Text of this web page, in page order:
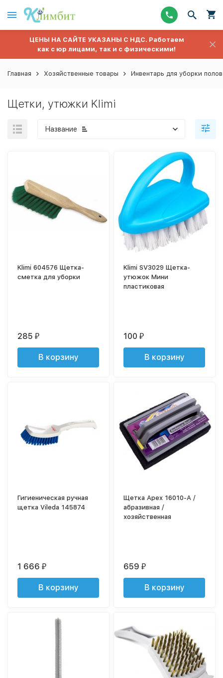
ЦЕНЫ НА САЙТЕ УКАЗАНЫ С НДС. Работаем
как с юр лицами, так и с физическими!
Главная Хозяйственные товары Инвентарь для уборки полов
Щетки, утюжки Klimi
Название
Klimi 604576 Щетка-
сметка для уборки
285₽
В корзину
Klimi SV3029 Щетка-
утюжок Мини
пластиковая
100₽
В корзину
Гигиеническая ручная
щетка Vileda 145874
1 666₽
В корзину
Щетка Apex 16010-A /
абразивная /
хозяйственная
659₽
В корзину